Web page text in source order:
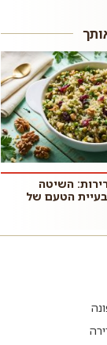
השיטה
הטעם של